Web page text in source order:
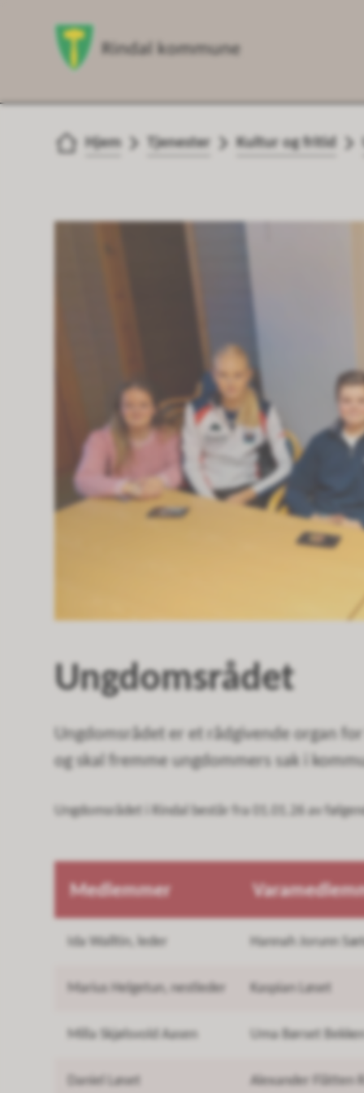
Du er her:
Hjem Tjenester Kultur og fritid
Ungdomsrådet
Ungdomsrådet er et rådgivende organ
og skal fremme ungdommers sak i
Ungdomsrådet i Rindal består fra 01.01.26 av
Medlemmer
Ida Walltin, leder Hannah Jorunn
Marius Helgetun, nestleder Kaspian Løset
Milla Skjølsvold Aasen Uma Børset Bekken
Daniel Løset Alexander Flåtten